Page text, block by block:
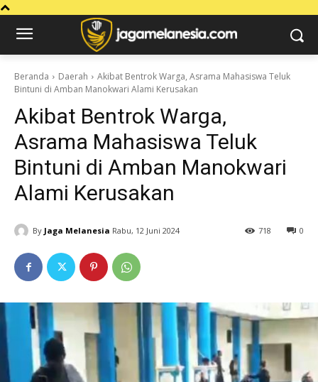
Beranda Daerah
Akibat Bentrok Warga, Asrama Mahasiswa Teluk
Bintuni di Amban Manokwari Alami Kerusakan
Akibat Bentrok Warga,
Asrama Mahasiswa Teluk
Bintuni di Amban Manokwari
Alami Kerusakan
By Jaga Melanesia Rabu, 12 Juni 2024 0
718